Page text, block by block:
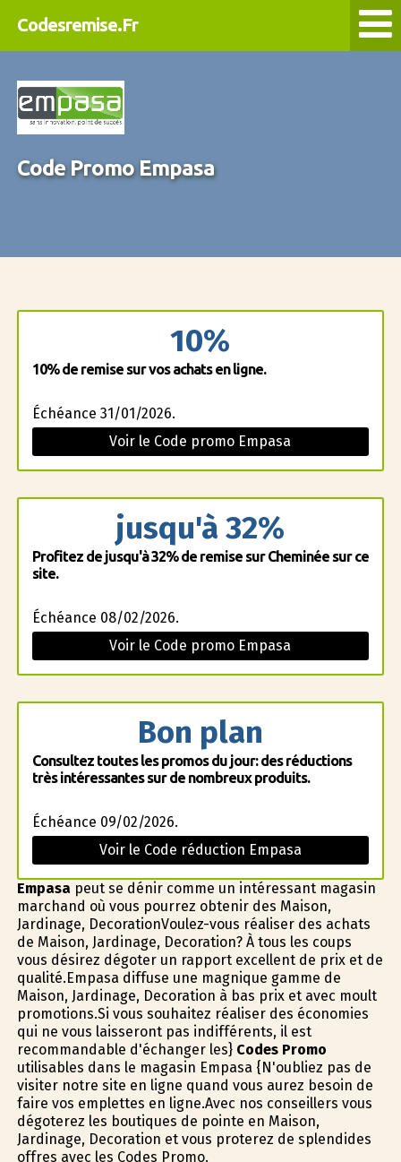
Codesremise.Fr
Code Promo Empasa
10%
10% de remise sur vos achats en ligne.
Échéance 31/01/2026.
Voir le Code promo Empasa
jusqu'à 32%
Profitez de jusqu'à 32% de remise sur Cheminée sur ce
site.
Échéance 08/02/2026.
Voir le Code promo Empasa
Bon plan
Consultez toutes les promos du jour: des réductions
très intéressantes sur de nombreux produits.
Échéance 09/02/2026.
Voir le Code réduction Empasa
Empasa peut se définir comme un intéressant magasin
marchand où vous pourrez obtenir des Maison,
Jardinage, DecorationVoulez-vous réaliser des achats
de Maison, Jardinage, Decoration? À tous les coups
vous désirez dégoter un rapport excellent de prix et de
qualité.Empasa diffuse une magnifique gamme de
Maison, Jardinage, Decoration à bas prix et avec moult
promotions.Si vous souhaitez réaliser des économies
qui ne vous laisseront pas indifférents, il est
recommandable d'échanger les} Codes Promo
utilisables dans le magasin Empasa {N'oubliez pas de
visiter notre site en ligne quand vous aurez besoin de
faire vos emplettes en ligne.Avec nos conseillers vous
dégoterez les boutiques de pointe en Maison,
Jardinage, Decoration et vous profiterez de splendides
offres avec les Codes Promo.